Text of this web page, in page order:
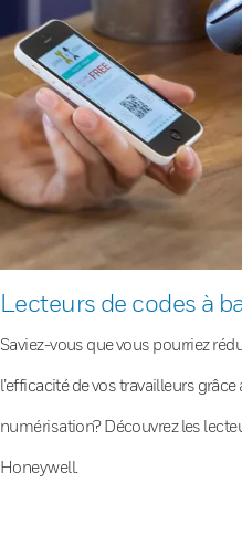
Lecteurs de codes à
Saviez-vous que vous pourriez
l’efficacité de vos travailleurs
numérisation? Découvrez les
Honeywell.